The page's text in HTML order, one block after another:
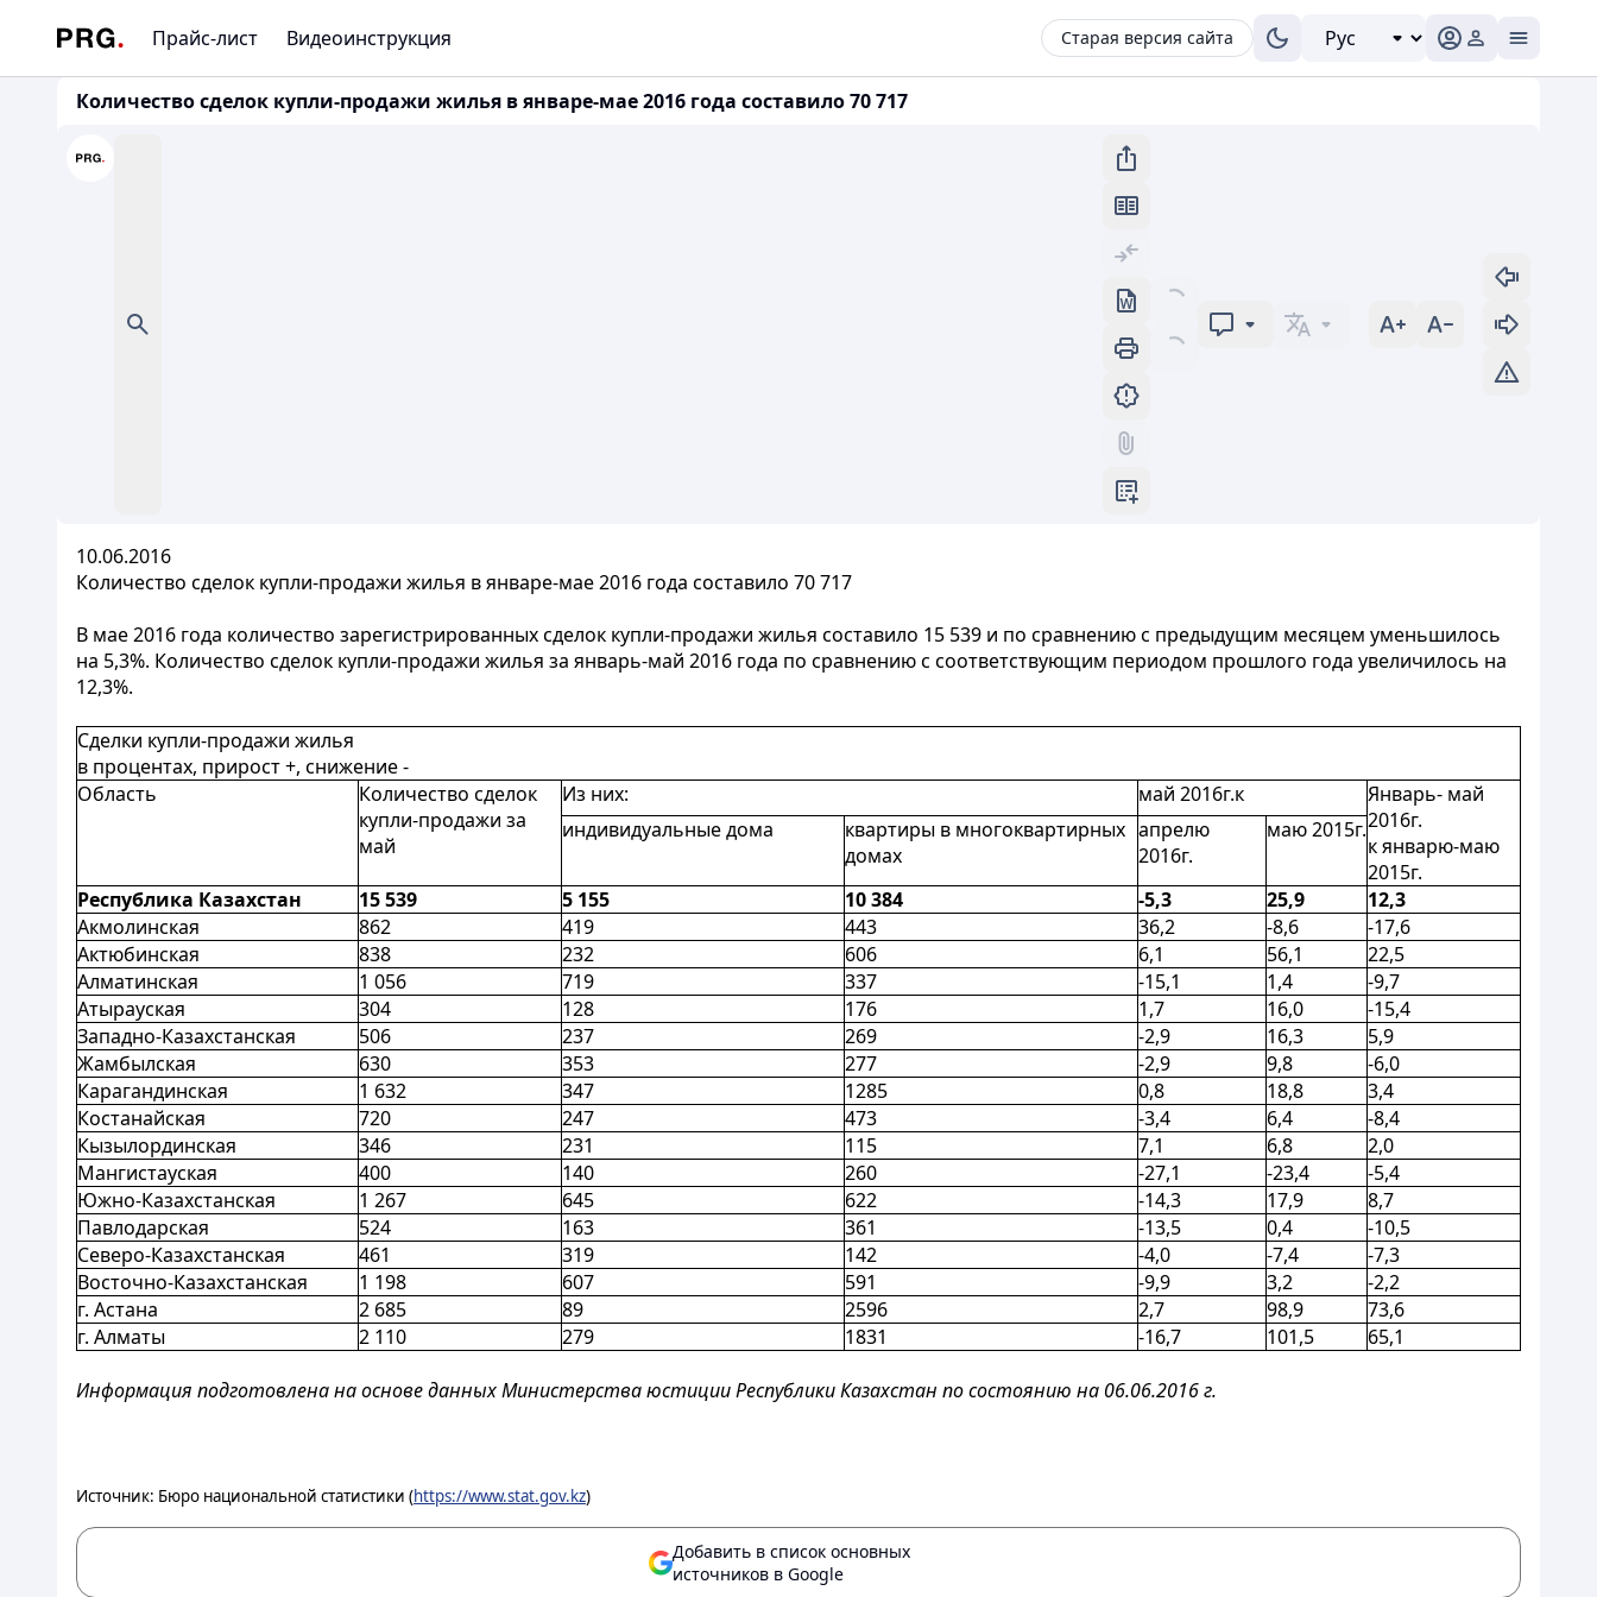
Прайс-лист Видеоинструкция Старая версия сайта
Количество сделок купли-продажи жилья в январе-мае 2016 года составило 70 717
10.06.2016
Количество сделок купли-продажи жилья в январе-мае 2016 года составило 70 717
В мае 2016 года количество зарегистрированных сделок купли-продажи жилья составило 15 539 и по сравнению с предыдущим месяцем уменьшилось
на 5,3%. Количество сделок купли-продажи жилья за январь-май 2016 года по сравнению c соответствующим периодом прошлого года увеличилось на
12,3%.
Сделки купли-продажи жилья
в процентах, прирост +, снижение -
Область
Количество сделок
купли-продажи за
май
Из них: май 2016г.к
Январь- май
2016г.
к январю-маю
2015г.
индивидуальные дома
квартиры в многоквартирных
домах
апрелю
2016г.
маю 2015г.
Республика Казахстан 15 539 5 155 10 384 -5,3 25,9
12,3
Акмолинская
862 419 443 36,2 -8,6
-17,6
Актюбинская
838 232 606 6,1 56,1
22,5
Алматинская
1 056 719 337 -15,1 1,4
-9,7
Атырауская
304 128 176 1,7 16,0
-15,4
Западно-Казахстанская
506 237 269 -2,9 16,3
5,9
Жамбылская
630 353 277 -2,9 9,8
-6,0
Карагандинская
1 632 347 1285 0,8 18,8
3,4
Костанайская
720 247 473 -3,4 6,4
-8,4
Кызылординская
346 231 115 7,1 6,8
2,0
Мангистауская
400 140 260 -27,1 -23,4
-5,4
Южно-Казахстанская
1 267 645 622 -14,3 17,9
8,7
Павлодарская
524 163 361 -13,5 0,4
-10,5
Северо-Казахстанская
461 319 142 -4,0 -7,4
-7,3
Восточно-Казахстанская
1 198 607 591 -9,9 3,2
-2,2
г. Астана
2 685 89 2596 2,7 98,9
73,6
г. Алматы
2 110 279 1831 -16,7 101,5 65,1
Информация подготовлена на основе данных Министерства юстиции Республики Казахстан по состоянию на 06.06.2016 г.
Источник: Бюро национальной статистики (https://www.stat.gov.kz)
Добавить в список основных
источников в Google